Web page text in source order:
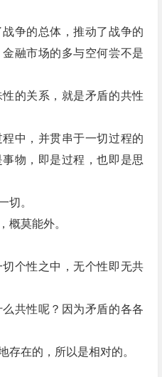
争的总体，推动了战争的
融市场的多与空何尝不是
的关系，就是矛盾的共性
中，并贯串于一切过程的
物，即是过程，也即是思
切。
概莫能外。
个性之中，无个性即无共
共性呢？因为矛盾的各各
存在的，所以是相对的。